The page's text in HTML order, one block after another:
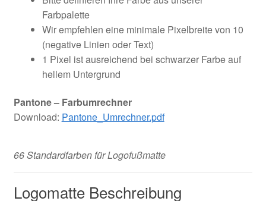
Farbpalette
Wir empfehlen eine minimale Pixelbreite von 10
(negative Linien oder Text)
1 Pixel ist ausreichend bei schwarzer Farbe auf
hellem Untergrund
Pantone – Farbumrechner
Download: Pantone_Umrechner.pdf
66 Standardfarben für Logofußmatte
Logomatte Beschreibung